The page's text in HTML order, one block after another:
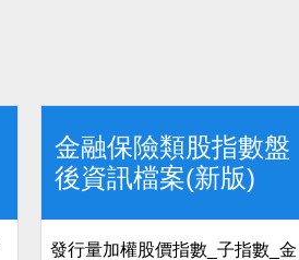
金融保險類股指數盤
後資訊檔案(新版)
發行量加權股價指數_子指數_金